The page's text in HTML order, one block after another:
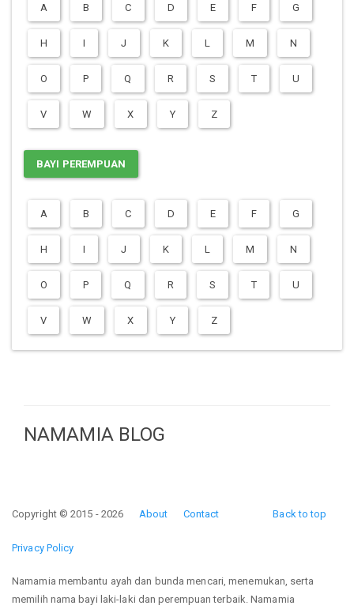
A B C D E F G
H I J K L M N
O P Q R S T U
V W X Y Z
BAYI PEREMPUAN
A B C D E F G
H I J K L M N
O P Q R S T U
V W X Y Z
NAMAMIA BLOG
Back to top
Copyright © 2015 - 2026 About Contact
Privacy Policy
Namamia membantu ayah dan bunda mencari, menemukan, serta
memilih nama bayi laki-laki dan perempuan terbaik. Namamia